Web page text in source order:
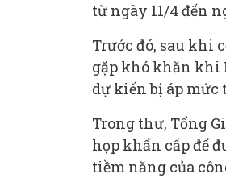
từ ngày 11/4 đến
Trước đó, sau khi
gặp khó khăn khi
dự kiến bị áp mức
Trong thư, Tổng
họp khẩn cấp để
tiềm năng của